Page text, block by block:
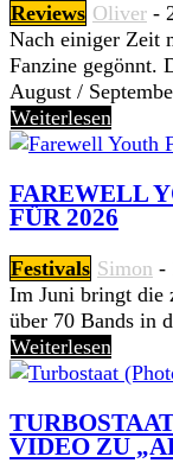
Reviews Oliver -
Nach einiger Zeit
Fanzine gegönnt.
August /
Weiterlesen
FAREWELL
FÜR 2026
Festivals Simon -
Im Juni bringt die
über 70 Bands in
Weiterlesen
VIDEO ZU